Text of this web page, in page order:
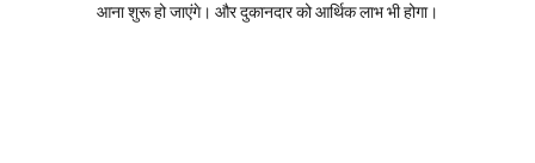
आना शुरू हो जाएंगे। और दुकानदार को आर्थिक लाभ भी होगा।